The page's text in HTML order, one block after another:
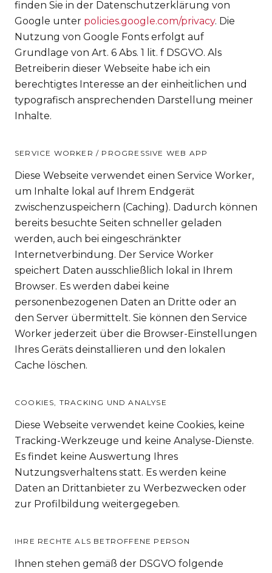
finden Sie in der Datenschutzerklärung von
Google unter policies.google.com/privacy. Die
Nutzung von Google Fonts erfolgt auf
Grundlage von Art. 6 Abs. 1 lit. f DSGVO. Als
Betreiberin dieser Webseite habe ich ein
berechtigtes Interesse an der einheitlichen und
typografisch ansprechenden Darstellung meiner
Inhalte.
SERVICE WORKER / PROGRESSIVE WEB APP
Diese Webseite verwendet einen Service Worker,
um Inhalte lokal auf Ihrem Endgerät
zwischenzuspeichern (Caching). Dadurch können
bereits besuchte Seiten schneller geladen
werden, auch bei eingeschränkter
Internetverbindung. Der Service Worker
speichert Daten ausschließlich lokal in Ihrem
Browser. Es werden dabei keine
personenbezogenen Daten an Dritte oder an
den Server übermittelt. Sie können den Service
Worker jederzeit über die Browser-Einstellungen
Ihres Geräts deinstallieren und den lokalen
Cache löschen.
COOKIES, TRACKING UND ANALYSE
Diese Webseite verwendet keine Cookies, keine
Tracking-Werkzeuge und keine Analyse-Dienste.
Es findet keine Auswertung Ihres
Nutzungsverhaltens statt. Es werden keine
Daten an Drittanbieter zu Werbezwecken oder
zur Profilbildung weitergegeben.
IHRE RECHTE ALS BETROFFENE PERSON
Ihnen stehen gemäß der DSGVO folgende